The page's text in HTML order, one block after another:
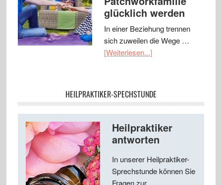
glücklich werden
In einer Beziehung trennen
sich zuweilen die Wege …
[Weiterlesen...]
HEILPRAKTIKER-SPECHSTUNDE
Heilpraktiker
antworten
In unserer Heilpraktiker-
Sprechstunde können Sie
Fragen zur